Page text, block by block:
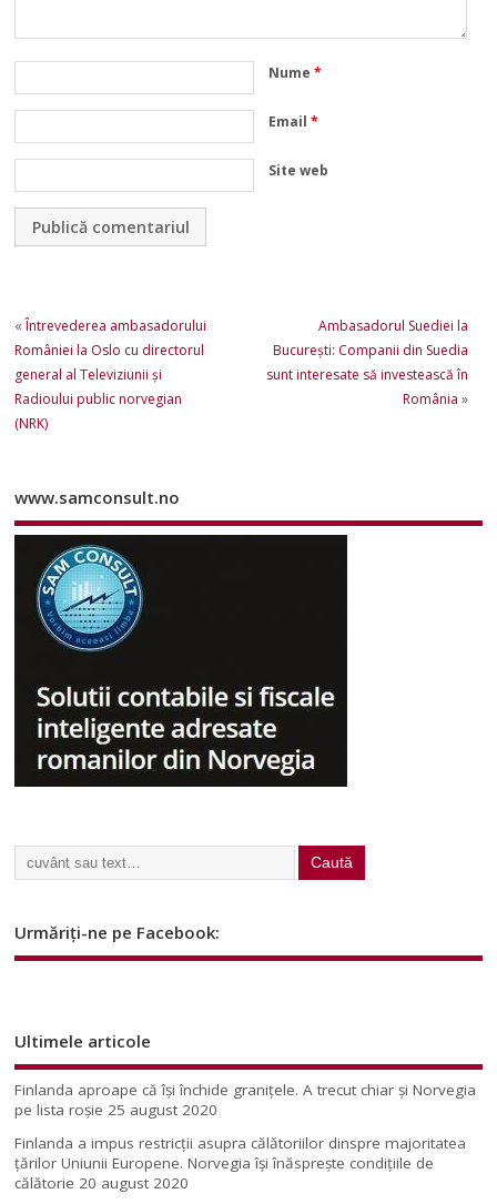
Nume*
Email*
Site web
«Întrevederea ambasadorului
României la Oslo cu directorul
general al Televiziunii şi
Radioului public norvegian
(NRK)
Ambasadorul Suediei la
București: Companii din Suedia
sunt interesate să investească în
România »
www.samconsult.no
Urmăriți-ne pe Facebook:
Ultimele articole
Finlanda aproape că își închide granițele. A trecut chiar și Norvegia
pe lista roșie 25 august 2020
Finlanda a impus restricţii asupra călătoriilor dinspre majoritatea
ţărilor Uniunii Europene. Norvegia își înăsprește condițiile de
călătorie 20 august 2020